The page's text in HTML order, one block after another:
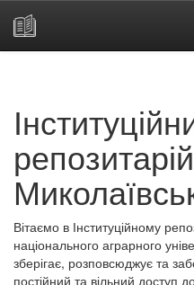
репозитарій
Вітаємо в Інституційному
національного аграрного
зберігає, розповсюджує та
постійний та вільний доступ